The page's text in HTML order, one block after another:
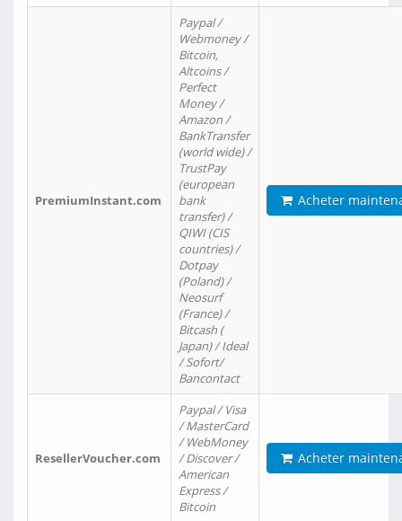
PremiumInstant.com
Paypal /
Webmoney /
Bitcoin,
Altcoins /
Perfect
Money /
Amazon /
BankTransfer
(world wide) /
TrustPay
(european
bank
transfer) /
QIWI (CIS
countries) /
Dotpay
(Poland) /
Neosurf
(France) /
Bitcash (
Japan) / Ideal
/ Sofort/
Bancontact
Acheter
ResellerVoucher.com
Paypal / Visa
/ MasterCard
/ WebMoney
/ Discover /
American
Express /
Bitcoin
Acheter